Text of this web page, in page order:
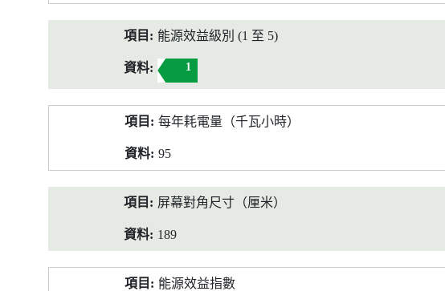
能源效益級別 (1 至 5)
1
每年耗電量（千瓦小時）
95
屏幕對角尺寸（厘米）
189
能源效益指數